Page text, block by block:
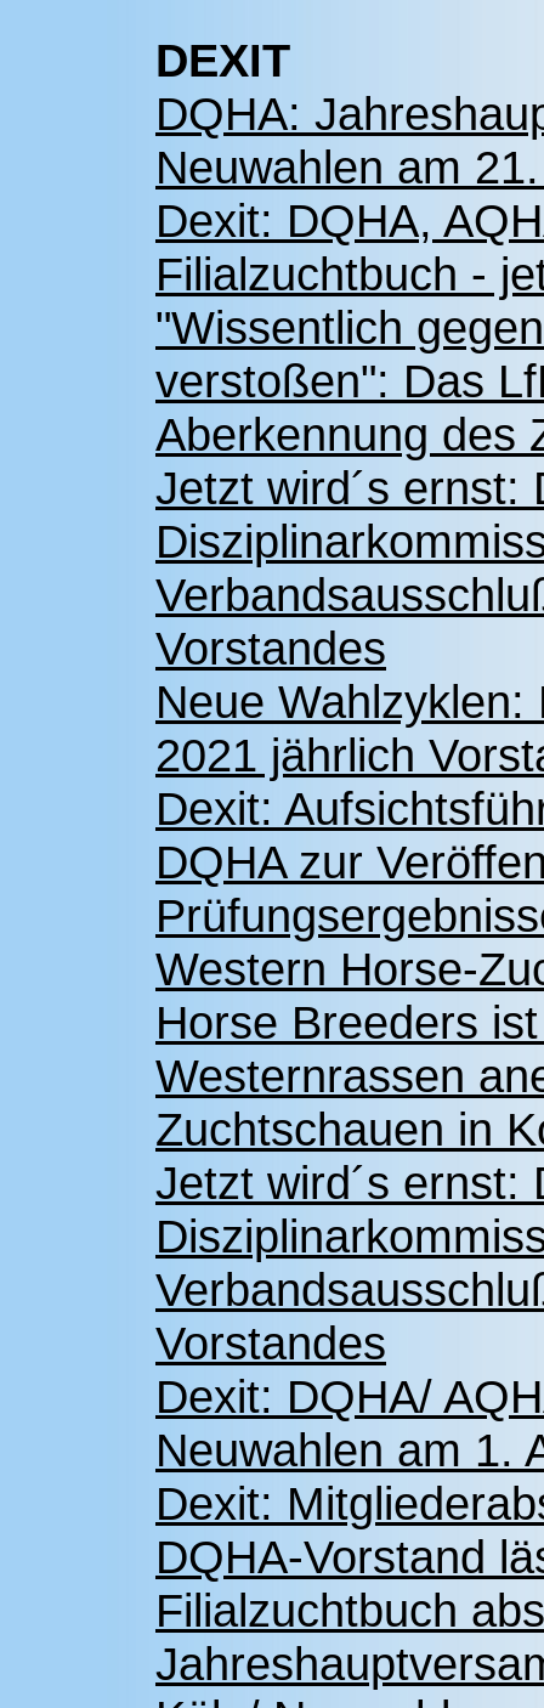
DEXIT
DQHA:
Neuwahlen am
Dexit: DQHA,
Filialzuchtbuch -
"Wissentlich
verstoßen": Das
Aberkennung des
Jetzt wird´s ernst:
Vorstandes
Neue
2021 jährlich
Dexit:
DQHA zur
Western Horse-
Horse Breeders
Westernrassen
Zuchtschauen in
Jetzt wird´s ernst:
Vorstandes
Dexit: DQHA/
Neuwahlen am 1.
Dexit:
DQHA-Vorstand
Filialzuchtbuch